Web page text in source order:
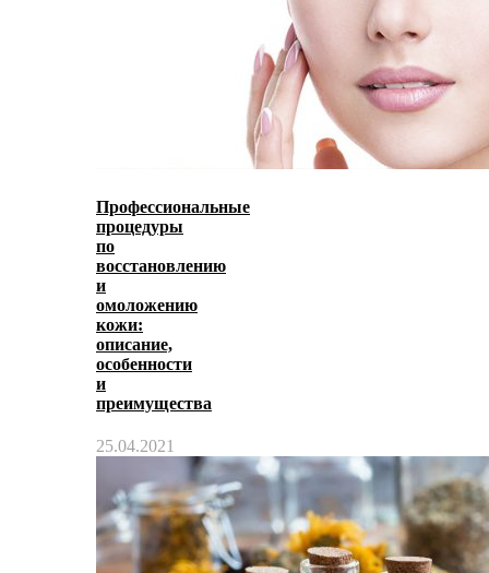
Профессиональные
процедуры
по
восстановлению
и
омоложению
кожи:
описание,
особенности
и
преимущества
25.04.2021